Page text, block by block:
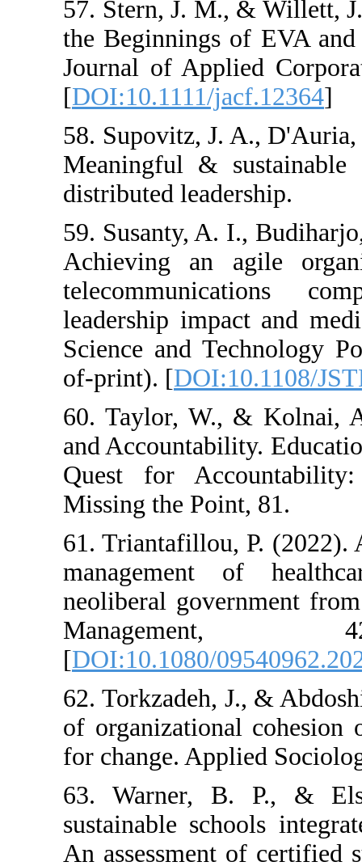
57. Stern, J.
the Beginnings
Journal of
[DOI:10.1111/
58. Supovitz, J.
Meaningful &
distributed
59. Susanty,
Achieving an
leadership
Science and
of-print). [
60. Taylor,
and
Quest for
Missing the
61.
management
neoliberal
[DOI:10.1080/
62. Torkzadeh,
of
for change.
63. Warner,
sustainable
An assessment